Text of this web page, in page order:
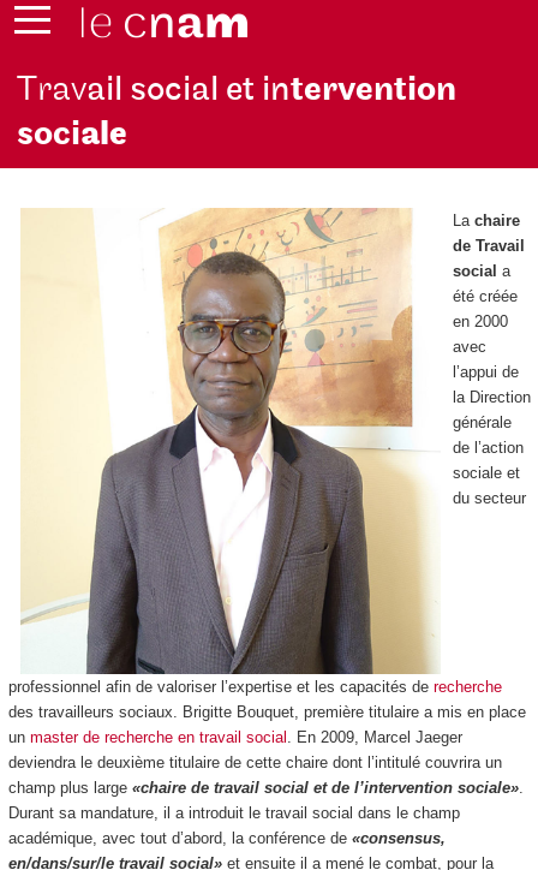
Travail social et intervention
sociale
La chaire
de Travail
social a
été créée
en 2000
avec
l’appui de
la Direction
générale
de l’action
sociale et
du secteur
professionnel afin de valoriser l’expertise et les capacités de recherche
des travailleurs sociaux. Brigitte Bouquet, première titulaire a mis en place
un master de recherche en travail social
. En 2009, Marcel Jaeger
deviendra le deuxième titulaire de cette chaire dont l’intitulé couvrira un
champ plus large «chaire de travail social et de l’intervention sociale».
Durant sa mandature, il a introduit le travail social dans le champ
académique, avec tout d’abord, la conférence de «consensus,
en/dans/sur/le travail social»et ensuite il a mené le combat, pour la